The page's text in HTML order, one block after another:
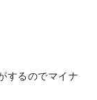
するのでマイナ